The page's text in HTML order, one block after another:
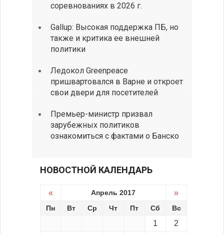
соревнованиях в 2026 г.
Gallup: Высокая поддержка ПБ, но
также и критика ее внешней
политики
Ледокол Greenpeace
пришвартовался в Варне и откроет
свои двери для посетителей
Премьер-министр призвал
зарубежных политиков
ознакомиться с фактами о Банско
НОВОСТНОЙ КАЛЕНДАРЬ
« Апрель 2017 »
Пн Вт Ср Чт Пт Сб Вс
1 2